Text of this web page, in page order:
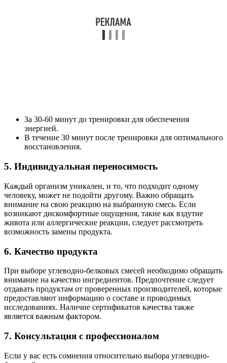
За 30-60 минут до тренировки для обеспечения
энергией.
В течение 30 минут после тренировки для оптимального
восстановления.
5. Индивидуальная переносимость
Каждый организм уникален, и то, что подходит одному
человеку, может не подойти другому. Важно обращать
внимание на свою реакцию на выбранную смесь. Если
возникают дискомфортные ощущения, такие как вздутие
живота или аллергические реакции, следует рассмотреть
возможность замены продукта.
6. Качество продукта
При выборе углеводно-белковых смесей необходимо обращать
внимание на качество ингредиентов. Предпочтение следует
отдавать продуктам от проверенных производителей, которые
предоставляют информацию о составе и проводимых
исследованиях. Наличие сертификатов качества также
является важным фактором.
7. Консультация с профессионалом
Если у вас есть сомнения относительно выбора углеводно-